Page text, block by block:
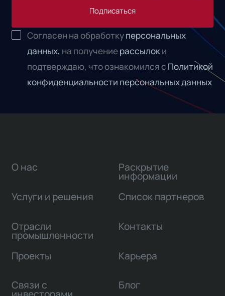
Подписаться
Согласен на обработкуперсональных
данных, на получениерассылоки
подтверждаю, что ознакомился с Политикой
конфиденциальности персональных данных
О нас
Услуги и решения
Отрасли
промышленности
Проекты
Связи с
Раскрытие
информации
Список партнеров
Контакты
Карьера
Блог